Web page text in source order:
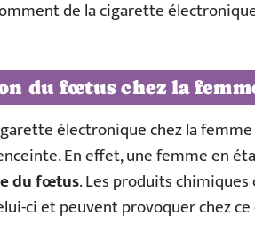
de la cigarette
du fœtus chez la
électronique chez la
En effet, une femme en
du fœtus. Les produits
ci et peuvent provoquer chez